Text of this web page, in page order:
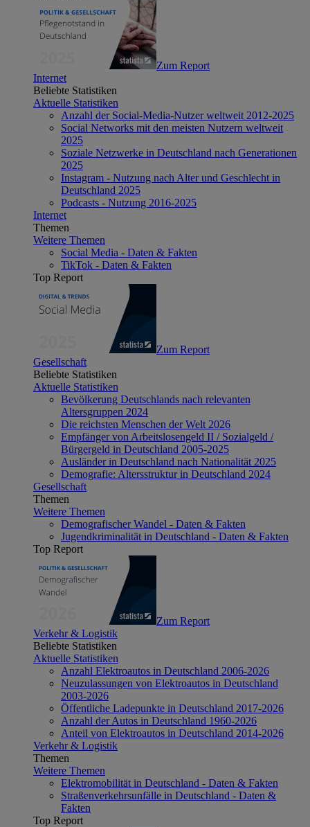
Zum Report
Internet
Beliebte Statistiken
Aktuelle Statistiken
Anzahl der Social-Media-Nutzer weltweit 2012-2025
Social Networks mit den meisten Nutzern weltweit
2025
Soziale Netzwerke in Deutschland nach Generationen
2025
Instagram - Nutzung nach Alter und Geschlecht in
Deutschland 2025
Podcasts - Nutzung 2016-2025
Internet
Themen
Weitere Themen
Social Media - Daten & Fakten
TikTok - Daten & Fakten
Top Report
Zum Report
Gesellschaft
Beliebte Statistiken
Aktuelle Statistiken
Bevölkerung Deutschlands nach relevanten
Altersgruppen 2024
Die reichsten Menschen der Welt 2026
Empfänger von Arbeitslosengeld II / Sozialgeld /
Bürgergeld in Deutschland 2005-2025
Ausländer in Deutschland nach Nationalität 2025
Demografie: Altersstruktur in Deutschland 2024
Gesellschaft
Themen
Weitere Themen
Demografischer Wandel - Daten & Fakten
Jugendkriminalität in Deutschland - Daten & Fakten
Top Report
Zum Report
Verkehr & Logistik
Beliebte Statistiken
Aktuelle Statistiken
Anzahl Elektroautos in Deutschland 2006-2026
Neuzulassungen von Elektroautos in Deutschland
2003-2026
Öffentliche Ladepunkte in Deutschland 2017-2026
Anzahl der Autos in Deutschland 1960-2026
Anteil von Elektroautos in Deutschland 2014-2026
Verkehr & Logistik
Themen
Weitere Themen
Elektromobilität in Deutschland - Daten & Fakten
Straßenverkehrsunfälle in Deutschland - Daten &
Fakten
Top Report